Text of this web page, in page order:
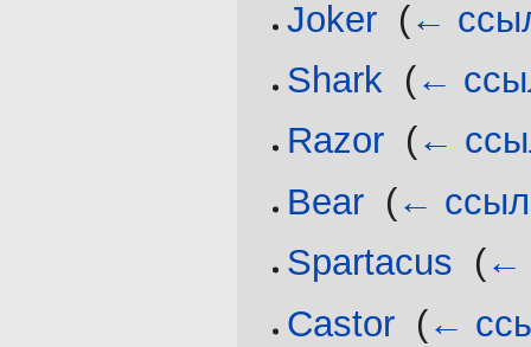
Joker (←
Shark (←
Razor (←
Bear (←
Spartacus (←
Castor (←